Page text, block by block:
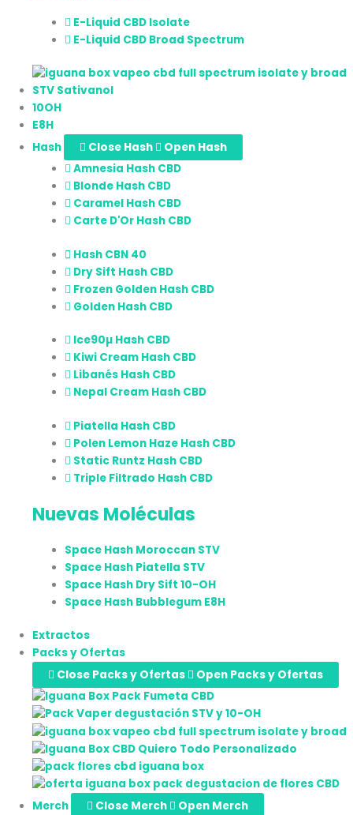
E-Liquid CBD Isolate
E-Liquid CBD Broad Spectrum
STV Sativanol
10OH
E8H
Hash
Close Hash
Open Hash
Amnesia Hash CBD
Blonde Hash CBD
Caramel Hash CBD
Carte D'Or Hash CBD
Hash CBN 40
Dry Sift Hash CBD
Frozen Golden Hash CBD
Golden Hash CBD
Ice90µ Hash CBD
Kiwi Cream Hash CBD
Libanés Hash CBD
Nepal Cream Hash CBD
Piatella Hash CBD
Polen Lemon Haze Hash CBD
Static Runtz Hash CBD
Triple Filtrado Hash CBD
Nuevas Moléculas
Space Hash Moroccan STV
Space Hash Piatella STV
Space Hash Dry Sift 10-OH
Space Hash Bubblegum E8H
Extractos
Packs y Ofertas
Close Packs y Ofertas
Open Packs y Ofertas
Merch Close Merch
Open Merch